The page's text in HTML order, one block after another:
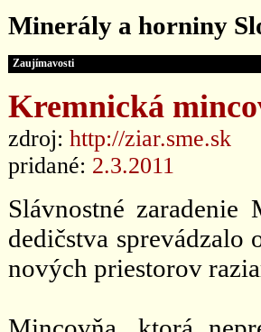
Minerály a horniny
Zaujímavosti
Kremnická
zdroj: http://ziar.sme.sk
pridané: 2.3.2011
Slávnostné
dedičstva
nových priestorov